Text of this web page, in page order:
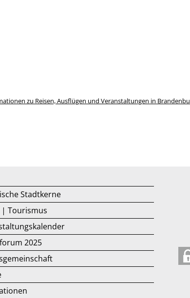
zu Reisen, Ausflügen und Veranstaltungen in
Stadtkerne
Tourismus
2025